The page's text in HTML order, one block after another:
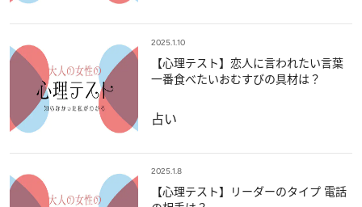
2025.1.10
【心理テスト】恋人に言われたい言葉
一番食べたいおむすびの具材は？
占い
2025.1.8
【心理テスト】リーダーのタイプ 電話